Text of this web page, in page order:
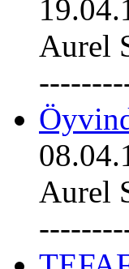
Aurel
Aurel